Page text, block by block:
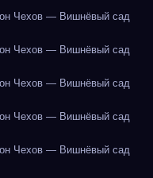
Чехов — Вишнёвый сад
Чехов — Вишнёвый сад
Чехов — Вишнёвый сад
Чехов — Вишнёвый сад
Чехов — Вишнёвый сад